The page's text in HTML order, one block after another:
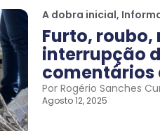
A dobra inicial,
Furto,
interrupção
comentários
Por Rogério Sanches
Agosto 12, 2025